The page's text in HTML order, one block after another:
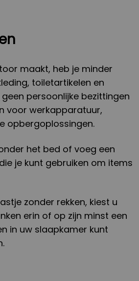
maakt, heb je minder
toiletartikelen en
persoonlijke bezittingen
voor werkapparatuur,
opbergoplossingen.
het bed of voeg een
je kunt gebruiken om items
zonder rekken, kiest u
erin of op zijn minst een
in uw slaapkamer kunt